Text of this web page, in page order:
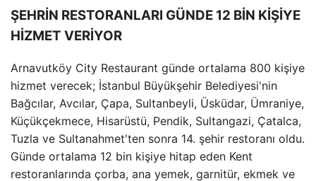
ŞEHRİN RESTORANLARI GÜNDE 12 BİN KİŞİYE
HİZMET VERİYOR
Arnavutköy City Restaurant günde ortalama 800 kişiye
hizmet verecek; İstanbul Büyükşehir Belediyesi'nin
Bağcılar, Avcılar, Çapa, Sultanbeyli, Üsküdar, Ümraniye,
Küçükçekmece, Hisarüstü, Pendik, Sultangazi, Çatalca,
Tuzla ve Sultanahmet'ten sonra 14. şehir restoranı oldu.
Günde ortalama 12 bin kişiye hitap eden Kent
restoranlarında çorba, ana yemek, garnitür, ekmek ve